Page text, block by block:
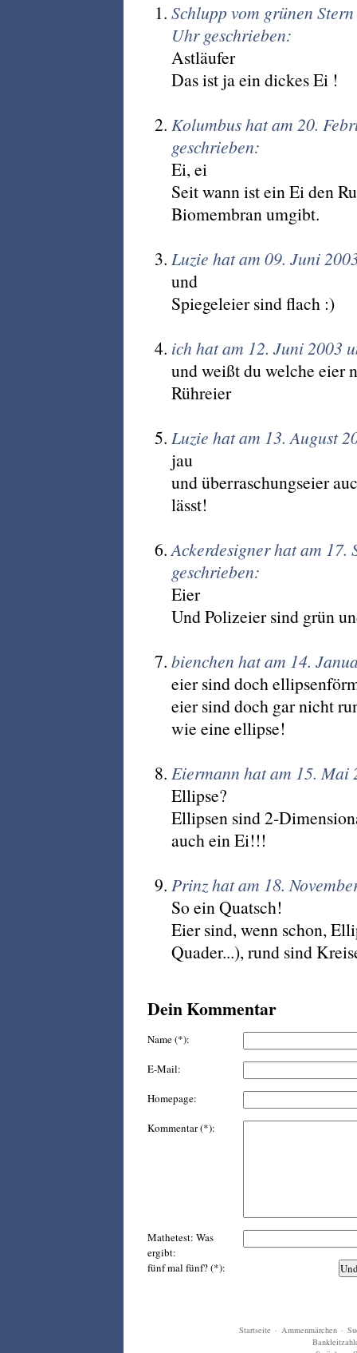
Schlupp vom grünen
Uhr geschrieben:
Astläufer
Das ist ja ein dickes Ei !
Kolumbus hat am 20.
geschrieben:
Ei, ei
Seit wann ist ein Ei den
Biomembran umgibt.
Luzie hat am 09. Juni
und
Spiegeleier sind flach :)
ich hat am 12. Juni 2003
und weißt du welche eier
Rühreier
Luzie hat am 13. August
jau
und überraschungseier
lässt!
Ackerdesigner hat am 17.
geschrieben:
Eier
Und Polizeier sind grün
bienchen hat am 14.
eier sind doch
eier sind doch gar nicht
wie eine ellipse!
Eiermann hat am 15. Mai
Ellipse?
Ellipsen sind 2-
auch ein Ei!!!
Prinz hat am 18.
So ein Quatsch!
Eier sind, wenn schon,
Quader...), rund sind
Dein Kommentar
Name (*):
E-Mail:
Homepage:
Kommentar (*):
Mathetest: Was
ergibt:
fünf mal fünf? (*):
Startseite · Ammenmärchen ·